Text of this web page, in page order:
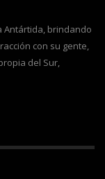
Antártida, brindando
con su gente,
del Sur,